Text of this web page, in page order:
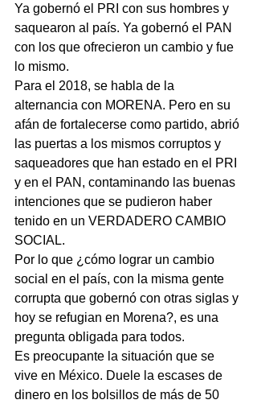
Ya gobernó el PRI con sus hombres y
saquearon al país. Ya gobernó el PAN
con los que ofrecieron un cambio y fue
lo mismo.
Para el 2018, se habla de la
alternancia con MORENA. Pero en su
afán de fortalecerse como partido, abrió
las puertas a los mismos corruptos y
saqueadores que han estado en el PRI
y en el PAN, contaminando las buenas
intenciones que se pudieron haber
tenido en un VERDADERO CAMBIO
SOCIAL.
Por lo que ¿cómo lograr un cambio
social en el país, con la misma gente
corrupta que gobernó con otras siglas y
hoy se refugian en Morena?, es una
pregunta obligada para todos.
Es preocupante la situación que se
vive en México. Duele la escases de
dinero en los bolsillos de más de 50